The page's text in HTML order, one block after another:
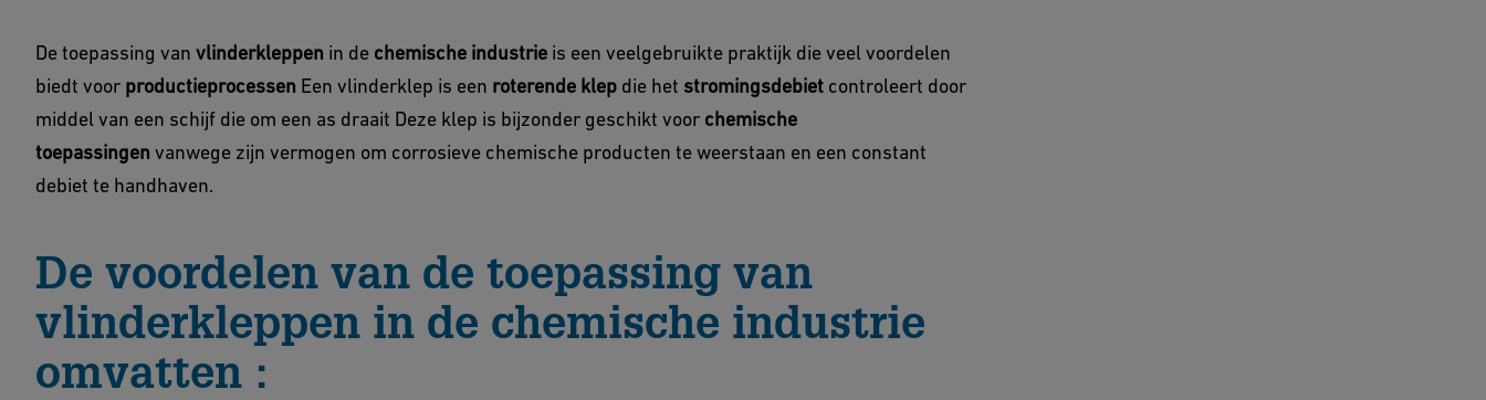
veiligheid en efficiëntie
De toepassing van vlinderkleppen in de chemische industrie is een veelgebruikte praktijk die veel voordelen
biedt voor productieprocessen Een vlinderklep is een roterende klep die het stromingsdebiet controleert door
middel van een schijf die om een as draait Deze klep is bijzonder geschikt voor chemische
toepassingen vanwege zijn vermogen om corrosieve chemische producten te weerstaan en een constant
debiet te handhaven.
De voordelen van de toepassing van
vlinderkleppen in de chemische industrie
omvatten :